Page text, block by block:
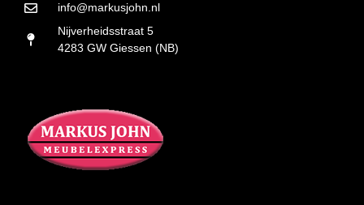
info@markusjohn.nl
Nijverheidsstraat 5
4283 GW Giessen (NB)